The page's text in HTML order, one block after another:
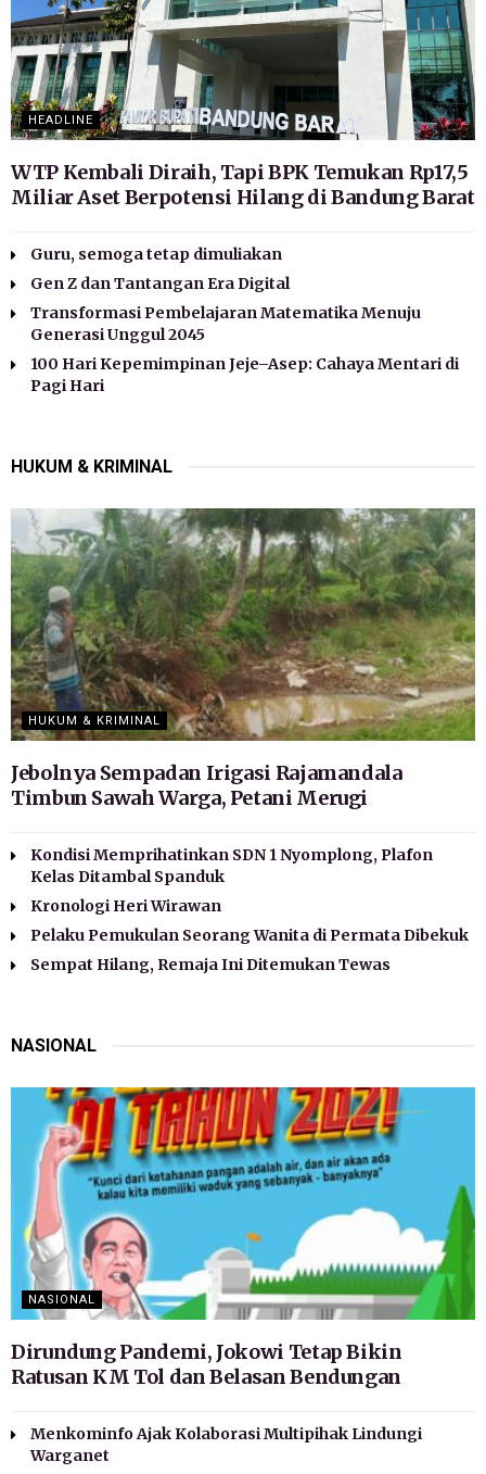
HEADLINE
WTP Kembali Diraih, Tapi BPK Temukan Rp17,5
Miliar Aset Berpotensi Hilang di Bandung Barat
Guru, semoga tetap dimuliakan
Gen Z dan Tantangan Era Digital
Transformasi Pembelajaran Matematika Menuju
Generasi Unggul 2045
100 Hari Kepemimpinan Jeje–Asep: Cahaya Mentari di
Pagi Hari
HUKUM & KRIMINAL
HUKUM & KRIMINAL
Jebolnya Sempadan Irigasi Rajamandala
Timbun Sawah Warga, Petani Merugi
Kondisi Memprihatinkan SDN 1 Nyomplong, Plafon
Kelas Ditambal Spanduk
Kronologi Heri Wirawan
Pelaku Pemukulan Seorang Wanita di Permata Dibekuk
Sempat Hilang, Remaja Ini Ditemukan Tewas
NASIONAL
NASIONAL
Dirundung Pandemi, Jokowi Tetap Bikin
Ratusan KM Tol dan Belasan Bendungan
Menkominfo Ajak Kolaborasi Multipihak Lindungi
Warganet